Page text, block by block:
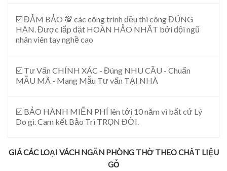
☑️ ĐẢM BẢO 💯 các công trình đều thi công ĐÚNG
HẠN. Được lắp đặt HOÀN HẢO NHẤT bởi đội ngũ
nhân viên tay nghề cao
☑️ Tư Vấn CHÍNH XÁC - Đúng NHU CẦU - Chuẩn
MẪU MÃ - Mang Mẫu Tư vấn TẠI NHÀ
☑️ BẢO HÀNH MIỄN PHÍ lên tới 10 năm vì bất cứ Lý
Do gì. Cam kết Bảo Trì TRỌN ĐỜI.
GIÁ CÁC LOẠI VÁCH NGĂN PHÒNG THỜ THEO CHẤT LIỆU
GỖ